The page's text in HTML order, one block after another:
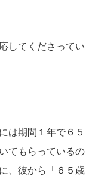
してくださってい
は期間１年で６５
てもらっているの
、彼から「６５歳